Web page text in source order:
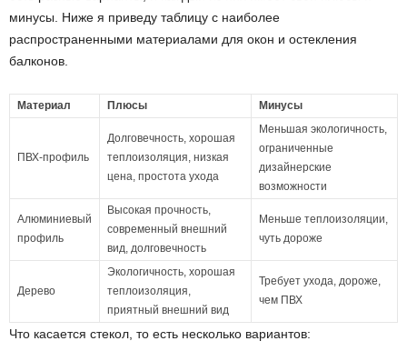
минусы. Ниже я приведу таблицу с наиболее
распространенными материалами для окон и остекления
балконов.
Материал Плюсы Минусы
ПВХ-профиль
Долговечность, хорошая
теплоизоляция, низкая
цена, простота ухода
Меньшая экологичность,
ограниченные
дизайнерские
возможности
Алюминиевый
профиль
Высокая прочность,
современный внешний
вид, долговечность
Меньше теплоизоляции,
чуть дороже
Дерево
Экологичность, хорошая
теплоизоляция,
приятный внешний вид
Требует ухода, дороже,
чем ПВХ
Что касается стекол, то есть несколько вариантов: